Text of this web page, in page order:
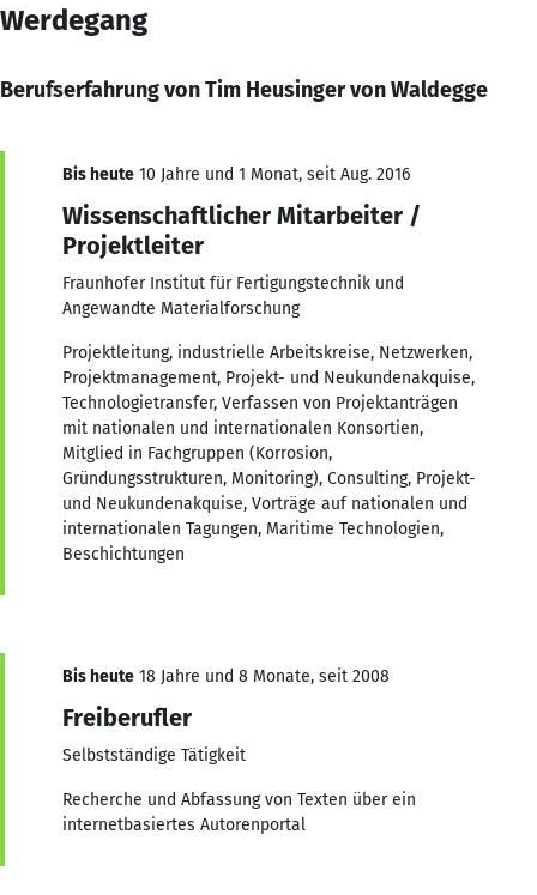
Werdegang
Berufserfahrung von Tim Heusinger von Waldegge
Bis heute 10 Jahre und 1 Monat, seit Aug. 2016
Wissenschaftlicher Mitarbeiter /
Projektleiter
Fraunhofer Institut für Fertigungstechnik und
Angewandte Materialforschung
Projektleitung, industrielle Arbeitskreise, Netzwerken,
Projektmanagement, Projekt- und Neukundenakquise,
Technologietransfer, Verfassen von Projektanträgen
mit nationalen und internationalen Konsortien,
Mitglied in Fachgruppen (Korrosion,
Gründungsstrukturen, Monitoring), Consulting, Projekt-
und Neukundenakquise, Vorträge auf nationalen und
internationalen Tagungen, Maritime Technologien,
Beschichtungen
Bis heute 18 Jahre und 8 Monate, seit 2008
Freiberufler
Selbstständige Tätigkeit
Recherche und Abfassung von Texten über ein
internetbasiertes Autorenportal